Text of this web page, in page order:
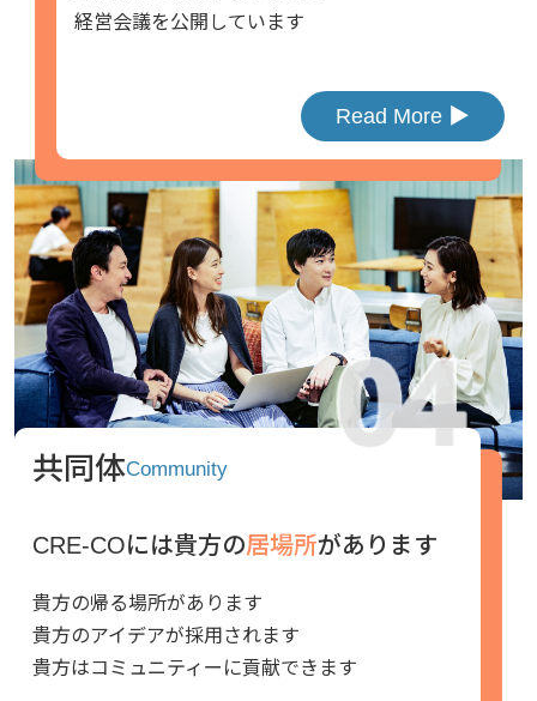
経営会議を公開しています
Read More ▶︎
共同体Community
CRE-COには貴方の居場所があります
貴方の帰る場所があります
貴方のアイデアが採用されます
貴方はコミュニティーに貢献できます